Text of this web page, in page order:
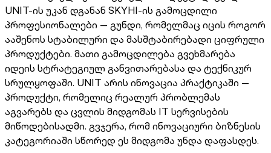
UNIT-ის უკან დგანან SKYHI-ის გამოცდილი
პროფესიონალები — გუნდი, რომელმაც იცის როგორ
ააშენოს სტაბილური და მასშტაბირებადი ციფრული
პროდუქტები. მათი გამოცდილება გვეხმარება
იდეის სტრატეგიულ განვითარებასა და ტექნიკურ
სრულყოფაში. UNIT არის ინოვაცია პრაქტიკაში —
პროდუქტი, რომელიც რეალურ პრობლემას
აგვარებს და ცვლის მიდგომას IT სერვისების
მიწოდებისადმი. გვჯერა, რომ ინოვაციური ბიზნესის
კატეგორიაში სწორედ ეს მიდგომა უნდა დაფასდეს.